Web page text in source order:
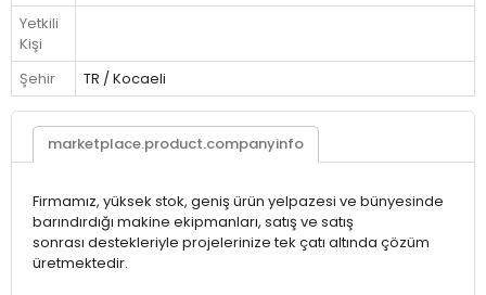
Yetkili
Kişi
Şehir
TR / Kocaeli
marketplace.product.companyinfo
Firmamız, yüksek stok, geniş ürün yelpazesi ve bünyesinde
barındırdığı makine ekipmanları, satış ve satış
sonrası destekleriyle projelerinize tek çatı altında çözüm
üretmektedir.